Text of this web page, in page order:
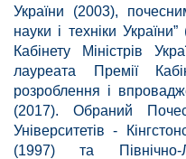
України (2003),
науки і техніки
Кабінету Міністрів
лауреата Премії
розроблення і
(2017). Обраний
Університетів -
(1997) та Північно-